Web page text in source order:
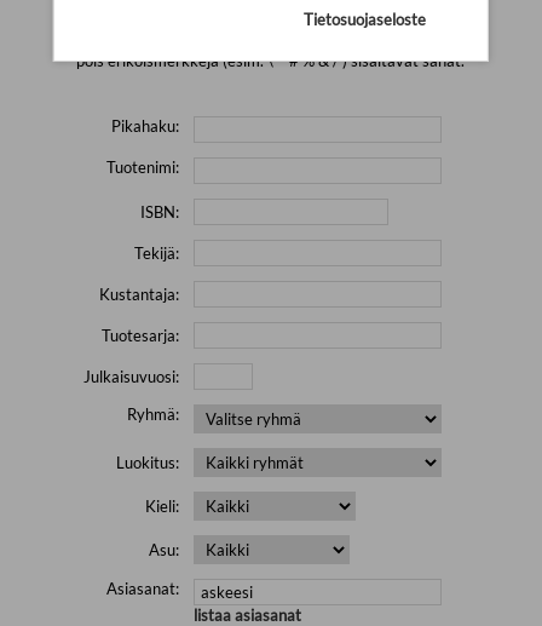
pois erikoismerkkejä (esim. \' " # % & / ) sisältävät sanat.
Pikahaku:
Tuotenimi:
ISBN:
Tekijä:
Kustantaja:
Tuotesarja:
Julkaisuvuosi:
Ryhmä:
Luokitus:
Kieli:
Asu:
Asiasanat:
listaa asiasanat
Tietosuojaseloste